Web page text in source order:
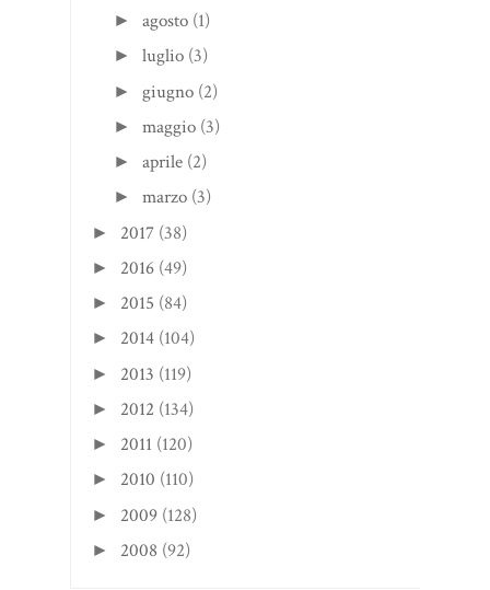
►agosto (1)
►luglio (3)
►giugno (2)
►maggio (3)
►aprile (2)
►marzo (3)
► 2017 (38)
► 2016 (49)
► 2015 (84)
► 2014 (104)
► 2013 (119)
► 2012 (134)
► 2011 (120)
► 2010 (110)
► 2009 (128)
► 2008 (92)